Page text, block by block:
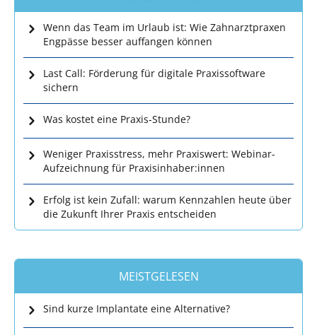
Wenn das Team im Urlaub ist: Wie Zahnarztpraxen
Engpässe besser auffangen können
Last Call: Förderung für digitale Praxissoftware
sichern
Was kostet eine Praxis-Stunde?
Weniger Praxisstress, mehr Praxiswert: Webinar-
Aufzeichnung für Praxisinhaber:innen
Erfolg ist kein Zufall: warum Kennzahlen heute über
die Zukunft Ihrer Praxis entscheiden
MEISTGELESEN
Sind kurze Implantate eine Alternative?